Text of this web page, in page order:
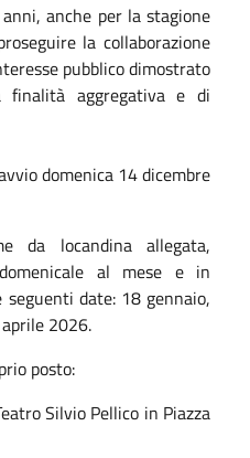
anche per la stagione
la collaborazione
pubblico dimostrato
finalità aggregativa e di
domenica 14 dicembre
da locandina allegata,
al mese e in
date: 18 gennaio,
2026.
posto:
Silvio Pellico in Piazza